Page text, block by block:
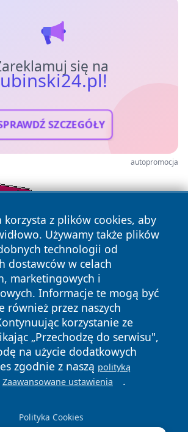
się na
SZCZEGÓŁY
autopromocja
korzysta z plików cookies, aby
Używamy także plików
technologii od
dostawców w celach
marketingowych i
Informacje te mogą być
również przez naszych
korzystanie ze
„Przechodzę do serwisu",
na użycie dodatkowych
zgodnie z naszą polityką
Zaawansowane ustawienia .
Polityka Cookies
Wszystkie prawa zastrzeżone.
Polityka
Polityka